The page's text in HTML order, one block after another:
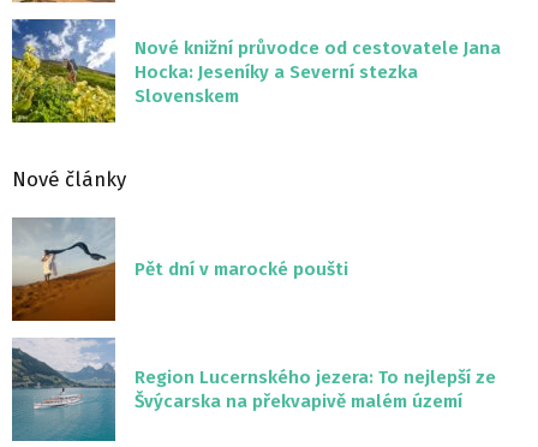
Nové knižní průvodce od cestovatele Jana
Hocka: Jeseníky a Severní stezka
Slovenskem
Nové články
Pět dní v marocké poušti
Region Lucernského jezera: To nejlepší ze
Švýcarska na překvapivě malém území